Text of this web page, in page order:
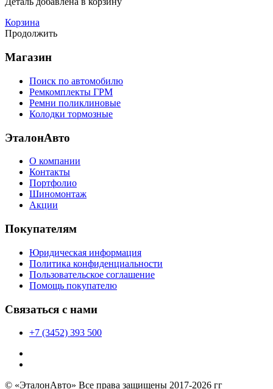
Корзина
Продолжить
Магазин
Поиск по автомобилю
Ремкомплекты ГРМ
Ремни поликлиновые
Колодки тормозные
ЭталонАвто
О компании
Контакты
Портфолио
Шиномонтаж
Акции
Покупателям
Юридическая информация
Политика конфиденциальности
Пользовательское соглашение
Помощь покупателю
Связаться с нами
+7 (3452) 393 500
© «ЭталонАвто» Все права защищены 2017-2026 гг